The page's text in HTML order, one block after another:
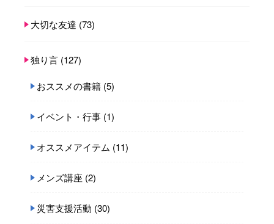
大切な友達 (73)
独り言 (127)
おススメの書籍 (5)
イベント・行事 (1)
オススメアイテム (11)
メンズ講座 (2)
災害支援活動 (30)